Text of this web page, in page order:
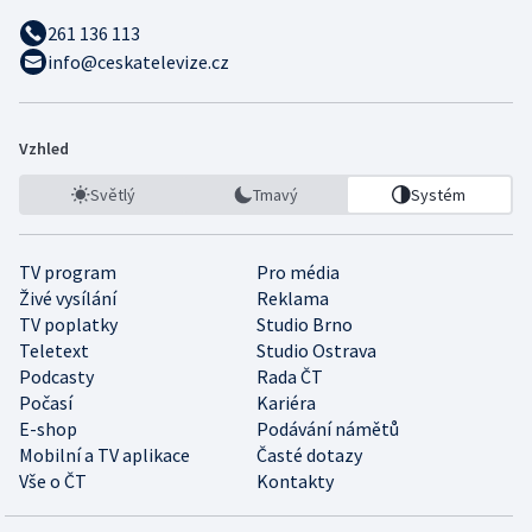
261 136 113
info@ceskatelevize.cz
Vzhled
Světlý Tmavý Systém
TV program
Pro média
Živé vysílání
Reklama
TV poplatky
Studio Brno
Teletext
Studio Ostrava
Podcasty
Rada ČT
Počasí
Kariéra
E-shop
Podávání námětů
Mobilní a TV aplikace
Časté dotazy
Vše o ČT
Kontakty